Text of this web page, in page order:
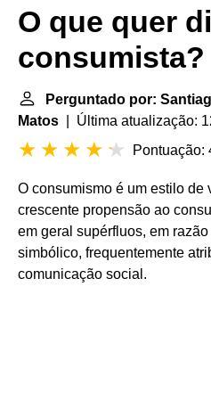
O que quer
consumista?
Perguntado por:
Matos | Última atualização:
Pontuação:
O consumismo é um estilo de
crescente propensão ao
em geral supérfluos, em
simbólico, frequentemente
comunicação social.